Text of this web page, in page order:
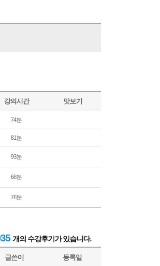
강의시간 맛보기
74분
81분
93분
68분
78분
개의 수강후기가 있습니다.
글쓴이 등록일